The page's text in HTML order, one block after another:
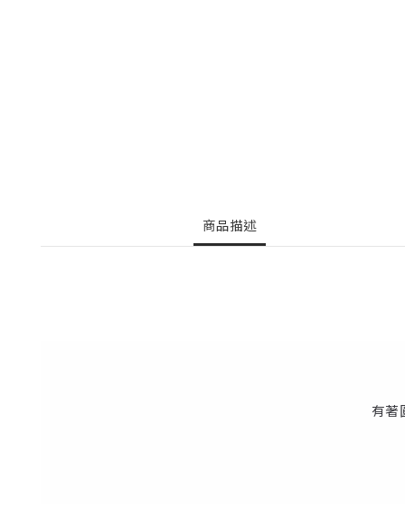
商品描述
有著